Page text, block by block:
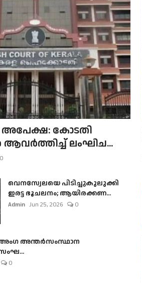
അപേക്ഷ: കോടതി
ലംഘിച...
0
വെനസ്വേലയെ പിടിച്ചുകുലുക്കി
ഇരട്ട ഭൂചലനം; ആയിരക്കണ...
Admin Jun 25, 2026 0
അംഗ അന്തർസംസ്ഥാന
0